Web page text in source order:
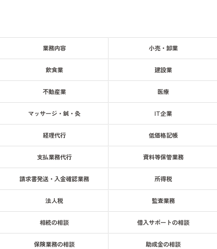
業務内容 小売・卸業
飲食業 建設業
不動産業 医療
マッサージ・鍼・灸 IT企業
経理代行 低価格記帳
支払業務代行 資料等保管業務
請求書発送・入金確認業務 所得税
法人税 監査業務
相続の相談 借入サポートの相談
保険業務の相談 助成金の相談